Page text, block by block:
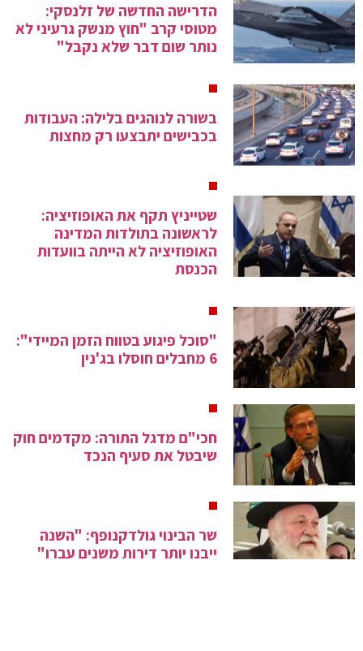
הדרישה החדשה של זלנסקי:
מטוסי קרב "חוץ מנשק גרעיני לא
נותר שום דבר שלא נקבל"
בשורה לנוהגים בלילה: העבודות
בכבישים יתבצעו רק מחצות
שטייניץ תקף את האופוזיציה:
לראשונה בתולדות המדינה
האופוזיציה לא הייתה בוועדות
הכנסת
"סוכל פיגוע בטווח הזמן המיידי":
6 מחבלים חוסלו בג'נין
חכי"ם מדגל התורה: מקדמים חוק
שיבטל את סעיף הנכד
שר הבינוי גולדקנופף: "השנה
ייבנו יותר דירות משנים עברו"